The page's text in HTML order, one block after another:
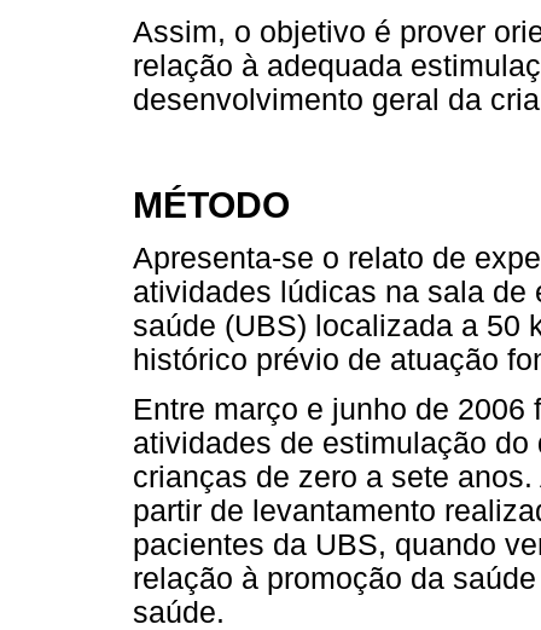
Assim, o objetivo é prover
relação à adequada
desenvolvimento geral da
MÉTODO
Apresenta-se o relato de
atividades lúdicas na sala de
saúde (UBS) localizada a 50
histórico prévio de atuação
Entre março e junho de
atividades de estimulação
crianças de zero a sete
partir de levantamento
pacientes da UBS, quando
relação à promoção da
saúde.